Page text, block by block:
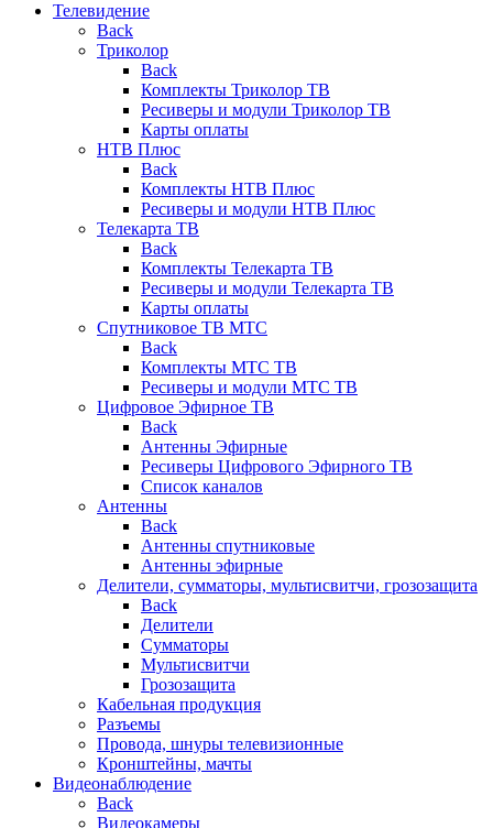
Телевидение
Back
Триколор
Back
Комплекты Триколор ТВ
Ресиверы и модули Триколор ТВ
Карты оплаты
НТВ Плюс
Back
Комплекты НТВ Плюс
Ресиверы и модули НТВ Плюс
Телекарта ТВ
Back
Комплекты Телекарта ТВ
Ресиверы и модули Телекарта ТВ
Карты оплаты
Спутниковое ТВ МТС
Back
Комплекты МТС ТВ
Ресиверы и модули МТС ТВ
Цифровое Эфирное ТВ
Back
Антенны Эфирные
Ресиверы Цифрового Эфирного ТВ
Список каналов
Антенны
Back
Антенны спутниковые
Антенны эфирные
Делители, сумматоры, мультисвитчи, грозозащита
Back
Делители
Сумматоры
Мультисвитчи
Грозозащита
Кабельная продукция
Разъемы
Провода, шнуры телевизионные
Кронштейны, мачты
Видеонаблюдение
Back
Видеокамеры